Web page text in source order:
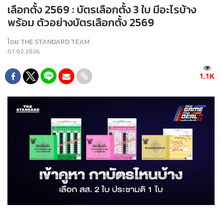
เลือกตั้ง 2569 : บัตรเลือกตั้ง 3 ใบ มีอะไรบ้าง
พร้อม ตัวอย่างบัตรเลือกตั้ง 2569
โดย THE STANDARD TEAM
07.02.2026
1.1K